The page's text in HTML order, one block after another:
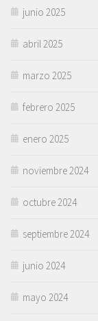
junio 2025
abril 2025
marzo 2025
febrero 2025
enero 2025
noviembre 2024
octubre 2024
septiembre 2024
junio 2024
mayo 2024